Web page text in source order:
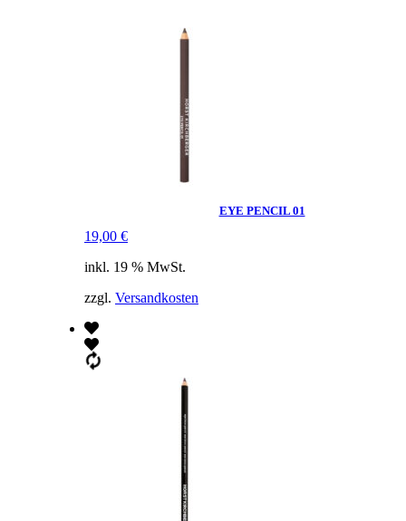
EYE PENCIL 01
19,00 €
inkl. 19 % MwSt.
zzgl. Versandkosten